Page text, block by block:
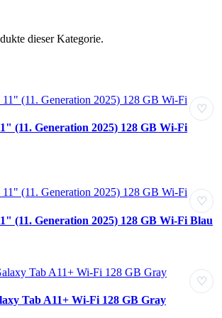
dieser Kategorie.
♡
(11. Generation 2025) 128 GB Wi-Fi
♡
(11. Generation 2025) 128 GB Wi-Fi Blau
♡
Tab A11+ Wi-Fi 128 GB Gray